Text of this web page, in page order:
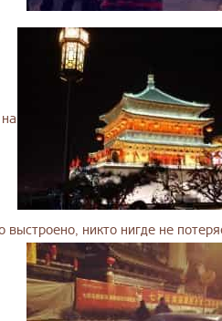
никто нигде не